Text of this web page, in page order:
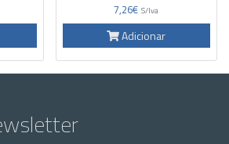
7,26€ S/Iva
Adicionar